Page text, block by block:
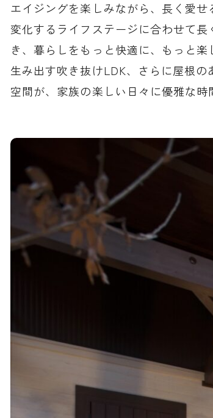
エイジングを楽しみながら、長く愛せ
変化するライフステージに合わせて
き、暮らしをもっと快適に、もっと
生み出す吹き抜けLDK、さらに屋根
空間が、家族の楽しい日々に優雅な時